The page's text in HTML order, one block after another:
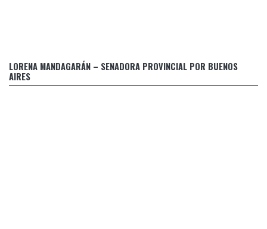
LORENA MANDAGARÁN – SENADORA PROVINCIAL POR BUENOS
AIRES
Retraso en el pago de prestaciones médicas a personas
con discapacidad